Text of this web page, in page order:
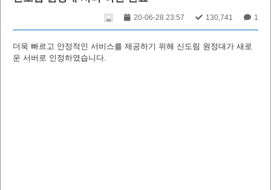
20-06-28 23:57 130,741 1
더욱 빠르고 안정적인 서비스를 제공하기 위해 신도림 원정대가 새로
운 서버로 인정하였습니다.